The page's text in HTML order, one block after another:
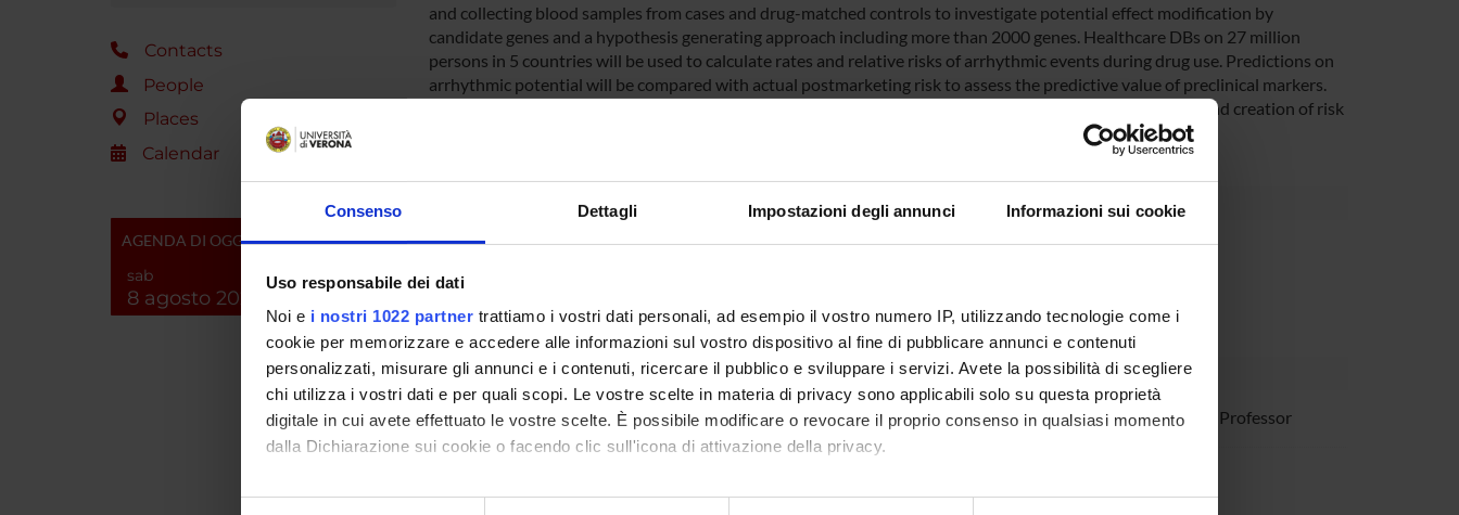
Consenso Dettagli Impostazioni degli annunci Informazioni sui cookie
Uso responsabile dei dati
Noi e i nostri 1022 partner trattiamo i vostri dati personali, ad esempio il vostro numero IP, utilizzando tecnologie come i
cookie per memorizzare e accedere alle informazioni sul vostro dispositivo al fine di pubblicare annunci e contenuti
personalizzati, misurare gli annunci e i contenuti, ricercare il pubblico e sviluppare i servizi. Avete la possibilità di scegliere
chi utilizza i vostri dati e per quali scopi. Le vostre scelte in materia di privacy sono applicabili solo su questa proprietà
digitale in cui avete effettuato le vostre scelte. È possibile modificare o revocare il proprio consenso in qualsiasi momento
dalla Dichiarazione sui cookie o facendo clic sull'icona di attivazione della privacy.
Con il tuo consenso, vorremmo anche:
Contacts
People
Places
Calendar
AGENDA DI OGGI
sab
8 agosto 2026
and collecting blood samples from cases and drug-matched controls to investigate potential effect modification by
candidate genes and a hypothesis generating approach including more than 2000 genes. Healthcare DBs on 27 million
persons in 5 countries will be used to calculate rates and relative risks of arrhythmic events during drug use. Predictions on
arrhythmic potential will be compared with actual postmarketing risk to assess the predictive value of preclinical markers.
All information will be integrated to allow for ranking the arrhythmic potential of all the 250 study drugs and creation of risk
Commissione europea – VII
Funds:assigned and managed by the department
PROJECT PARTICIPANTS
Anita Conforti Ugo Moretti Associate Professor